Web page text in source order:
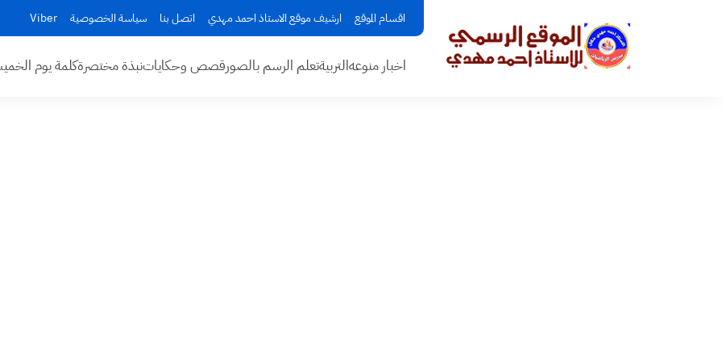
اقسام الموقع ارشيف موقع الاستاذ احمد مهدي اتصل بنا سياسة الخصوصية Viber
اخبار منوعهالتربيةتعلم الرسم بالصورقصص وحكاياتنبذة مختصرةكلمة يوم